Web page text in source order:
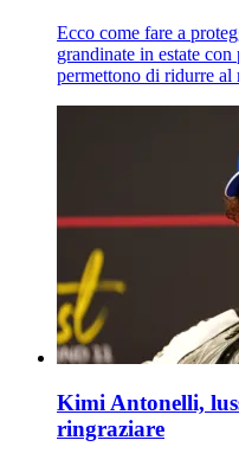
Ecco come fare a
grandinate in estate
permettono di ridurre
Kimi Antonelli,
ringraziare